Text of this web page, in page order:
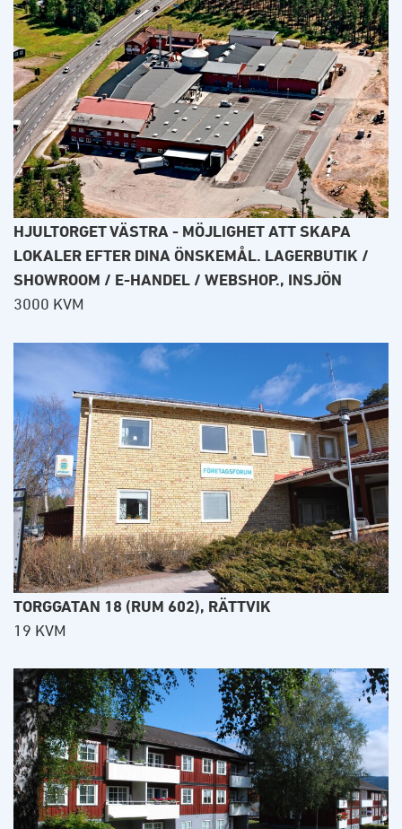
HJULTORGET VÄSTRA - MÖJLIGHET ATT SKAPA
LOKALER EFTER DINA ÖNSKEMÅL. LAGERBUTIK /
SHOWROOM / E-HANDEL / WEBSHOP., INSJÖN
3000 KVM
TORGGATAN 18 (RUM 602), RÄTTVIK
19 KVM